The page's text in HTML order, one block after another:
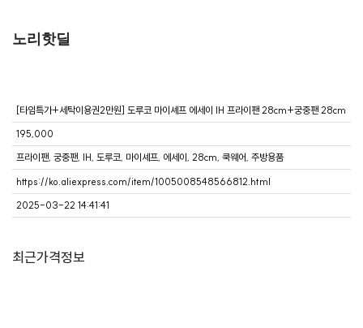
노리핫딜
[타임특가+세탁이용권2만원] 도루코 마이셰프 에세이 IH 프라이팬 28cm+궁중팬 28cm
195,000
프라이팬, 궁중팬, IH, 도루코, 마이셰프, 에세이, 28cm, 쿡웨어, 주방용품
https://ko.aliexpress.com/item/1005008548566812.html
2025-03-22 14:41:41
최근가격정보